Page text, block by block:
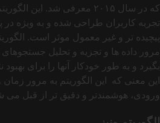
که در سال ۲۰۱۵ معرفی شد. این
تجربه کاربران طراحی شده و به‌ ویژه
پیچیده‌ تر و غیر معمول موثر است.
مرور داده‌ ها و تجزیه‌ و تحلیل جستجوهای
بگیرد و به طور خودکار آنها را برای بهبود
این معنی که این الگوریتم به مرور زمان
ورودی، هوشمندتر و دقیق‌ تر از قبل می